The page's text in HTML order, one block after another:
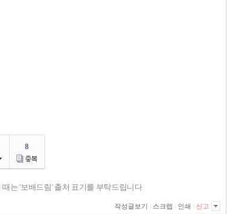
8
는 '보배드림' 출처 표기를 부탁드립니다
작성글보기 스크랩 인쇄 신고